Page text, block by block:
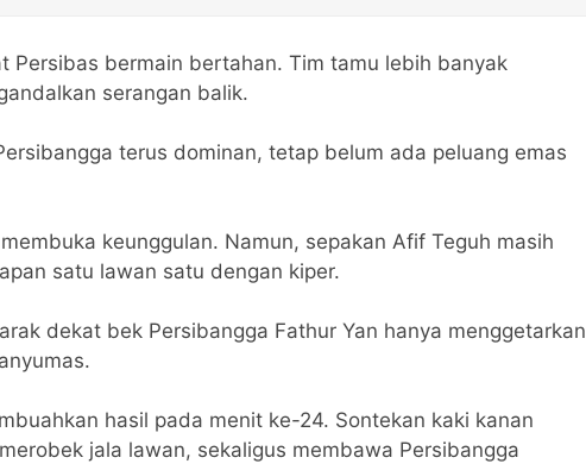
Persibas bermain bertahan. Tim tamu lebih banyak
serangan balik.
terus dominan, tetap belum ada peluang emas
keunggulan. Namun, sepakan Afif Teguh masih
satu lawan satu dengan kiper.
dekat bek Persibangga Fathur Yan hanya menggetarkan
hasil pada menit ke-24. Sontekan kaki kanan
jala lawan, sekaligus membawa Persibangga